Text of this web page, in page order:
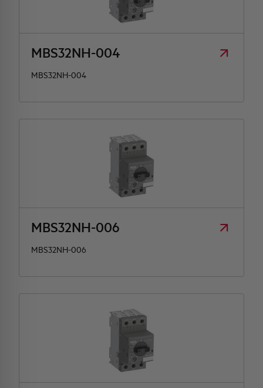
MBS32NH-004
MBS32NH-004
MBS32NH-006
MBS32NH-006